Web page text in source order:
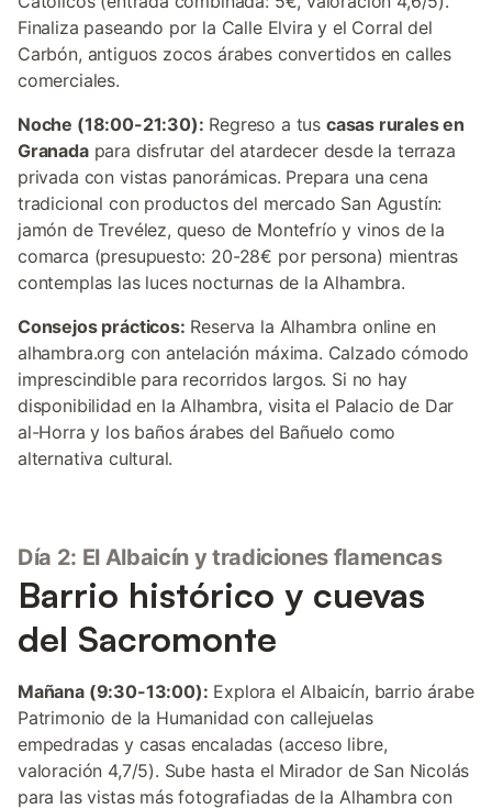
Finaliza paseando por la Calle Elvira y el Corral del
Carbón, antiguos zocos árabes convertidos en calles
comerciales.
Noche (18:00-21:30): Regreso a tus casas rurales en
Granadapara disfrutar del atardecer desde la terraza
privada con vistas panorámicas. Prepara una cena
tradicional con productos del mercado San Agustín:
jamón de Trevélez, queso de Montefrío y vinos de la
comarca (presupuesto: 20-28€ por persona) mientras
contemplas las luces nocturnas de la Alhambra.
Consejos prácticos: Reserva la Alhambra online en
alhambra.org con antelación máxima. Calzado cómodo
imprescindible para recorridos largos. Si no hay
disponibilidad en la Alhambra, visita el Palacio de Dar
al-Horra y los baños árabes del Bañuelo como
alternativa cultural.
Día 2: El Albaicín y tradiciones flamencas
Barrio histórico y cuevas
del Sacromonte
Mañana (9:30-13:00): Explora el Albaicín, barrio árabe
Patrimonio de la Humanidad con callejuelas
empedradas y casas encaladas (acceso libre,
valoración 4,7/5). Sube hasta el Mirador de San Nicolás
para las vistas más fotografiadas de la Alhambra con